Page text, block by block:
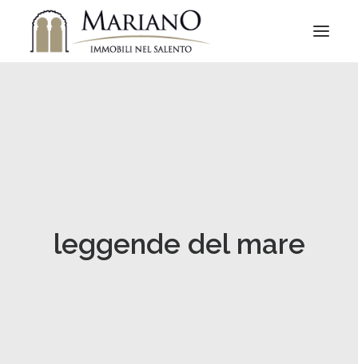
leggende del mare